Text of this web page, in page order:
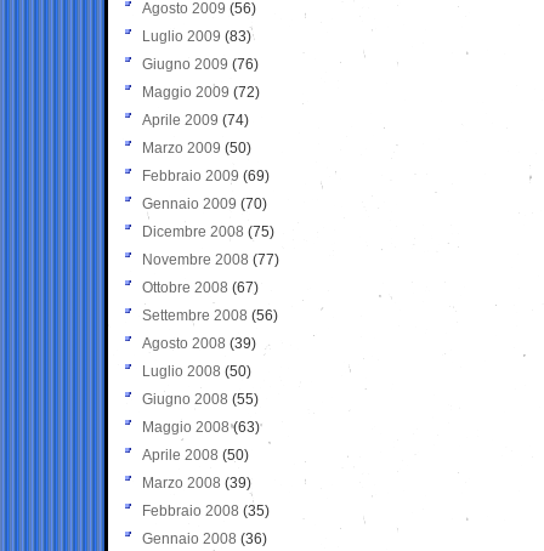
Agosto 2009 (56)
Luglio 2009 (83)
Giugno 2009 (76)
Maggio 2009 (72)
Aprile 2009 (74)
Marzo 2009 (50)
Febbraio 2009 (69)
Gennaio 2009 (70)
Dicembre 2008 (75)
Novembre 2008 (77)
Ottobre 2008 (67)
Settembre 2008 (56)
Agosto 2008 (39)
Luglio 2008 (50)
Giugno 2008 (55)
Maggio 2008(63)
Aprile 2008 (50)
Marzo 2008 (39)
Febbraio 2008 (35)
Gennaio 2008 (36)